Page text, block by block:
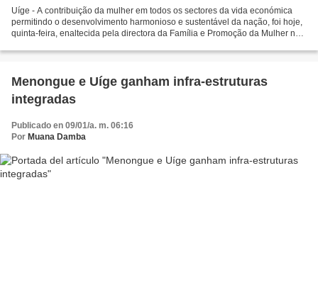
Uíge - A contribuição da mulher em todos os sectores da vida económica
permitindo o desenvolvimento harmonioso e sustentável da nação, foi hoje,
quinta-feira, enaltecida pela directora da Família e Promoção da Mulher no
Menongue e Uíge ganham infra-estruturas
integradas
Publicado en 09/01/a. m. 06:16
Por Muana Damba